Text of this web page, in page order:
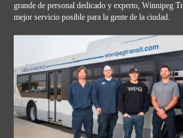
grande de personal dedicado y experto, Winnipeg
mejor servicio posible para la gente de la ciudad.